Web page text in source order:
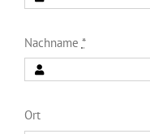
Nachname *
Ort